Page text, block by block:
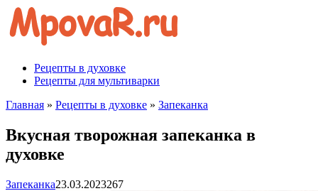
Перейти
контенту
Рецепты в духовке
Рецепты для мультиварки
Главная » Рецепты в духовке » Запеканка
Вкусная творожная запеканка в
духовке
Запеканка23.03.2023267